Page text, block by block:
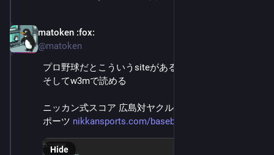
matoken :fox:
@matoken
プロ野球だとこういうsiteがあるのね
そしてw3mで読める
ニッカン式スコア 広島対ヤクルト - プロ野球 : 日刊ス
ポーツ nikkansports.com/baseball/prof
Hide